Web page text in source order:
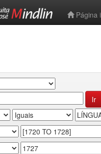
Página